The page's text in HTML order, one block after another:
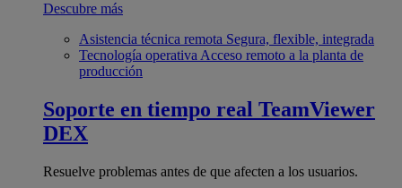
Descubre más
Asistencia técnica remota Segura, flexible, integrada
Tecnología operativa Acceso remoto a la planta de
producción
Soporte en tiempo real TeamViewer
DEX
Resuelve problemas antes de que afecten a los usuarios.